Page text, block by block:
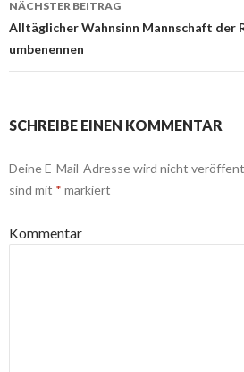
NÄCHSTER BEITRAG
Alltäglicher Wahnsinn Mannschaft der
umbenennen
SCHREIBE EINEN KOMMENTAR
Deine E-Mail-Adresse wird nicht
sind mit * markiert
Kommentar